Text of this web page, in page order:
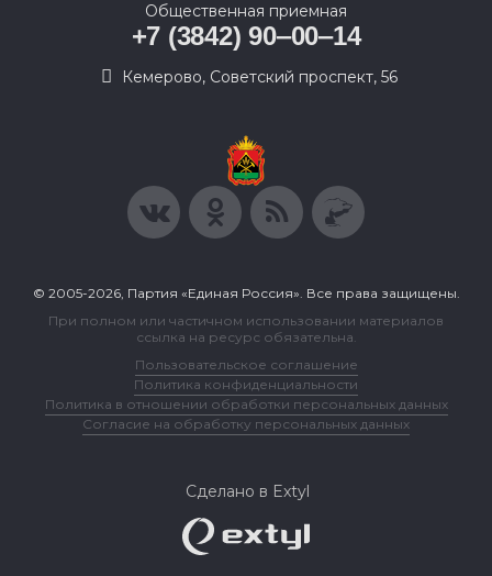
Общественная приемная
+7 (3842) 90‒00‒14
​Кемерово, Советский проспект, 56
© 2005-2026, Партия «Единая Россия». Все права защищены.
При полном или частичном использовании материалов
ссылка на ресурс обязательна.
Пользовательское соглашение
Политика конфиденциальности
Политика в отношении обработки персональных данных
Согласие на обработку персональных данных
Сделано в Extyl